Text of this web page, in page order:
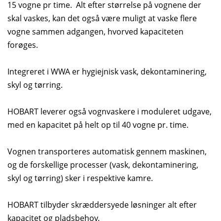
15 vogne pr time. Alt efter størrelse på vognene der
skal vaskes, kan det også være muligt at vaske flere
vogne sammen adgangen, hvorved kapaciteten
forøges.
Integreret i WWA er hygiejnisk vask, dekontaminering,
skyl og tørring.
HOBART leverer også vognvaskere i moduleret udgave,
med en kapacitet på helt op til 40 vogne pr. time.
Vognen transporteres automatisk gennem maskinen,
og de forskellige processer (vask, dekontaminering,
skyl og tørring) sker i respektive kamre.
HOBART tilbyder skræddersyede løsninger alt efter
kapacitet og pladsbehov.